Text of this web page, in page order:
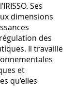
Ses
dimensions
des
Il travaille
et
qu’elles